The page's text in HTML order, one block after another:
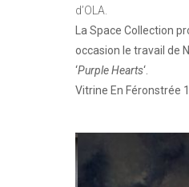
d’OLA.
La Space Collection
occasion le travail de
‘Purple Hearts‘.
Vitrine En Féronstrée